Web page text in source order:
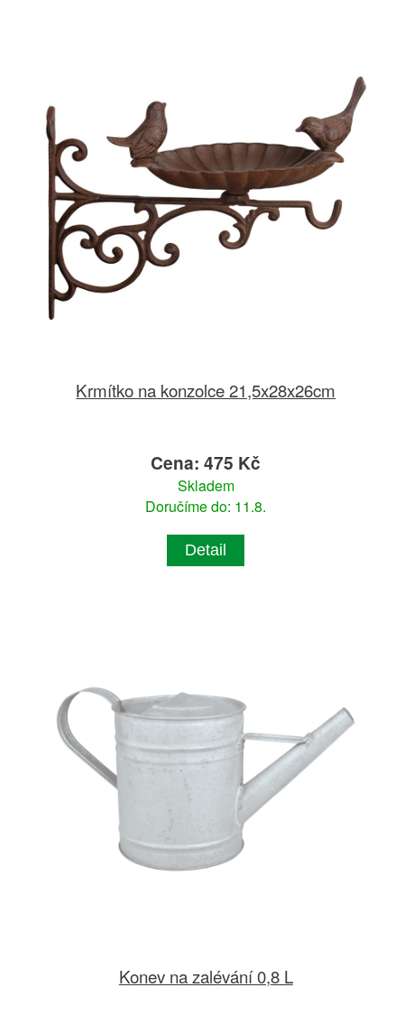
Krmítko na konzolce 21,5x28x26cm
Cena: 475 Kč
Skladem
Doručíme do: 11.8.
Detail
Konev na zalévání 0,8 L